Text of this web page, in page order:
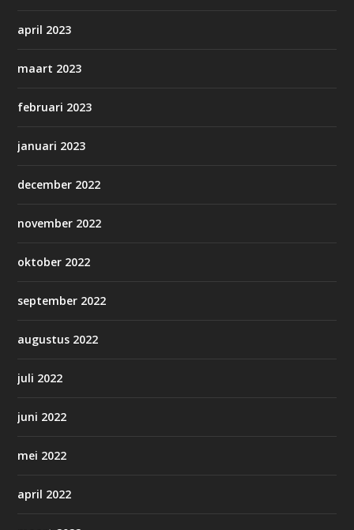
april 2023
maart 2023
februari 2023
januari 2023
december 2022
november 2022
oktober 2022
september 2022
augustus 2022
juli 2022
juni 2022
mei 2022
april 2022